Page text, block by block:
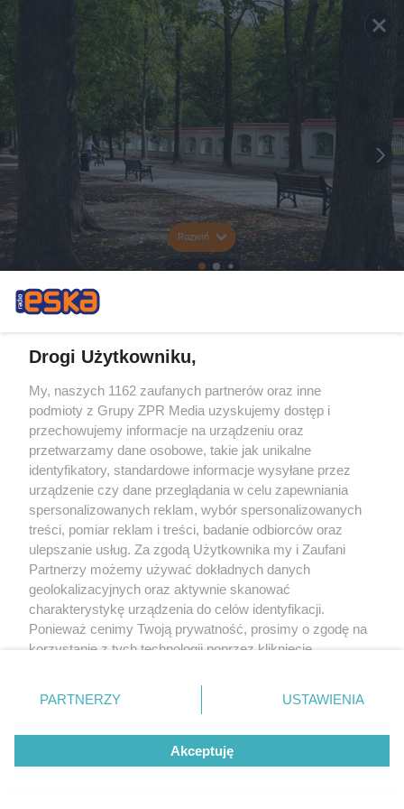
Rozwiń
Drogi Użytkowniku,
My, naszych 1162 zaufanych partnerów oraz inne
podmioty z Grupy ZPR Media uzyskujemy dostęp i
przechowujemy informacje na urządzeniu oraz
przetwarzamy dane osobowe, takie jak unikalne
identyfikatory, standardowe informacje wysyłane przez
urządzenie czy dane przeglądania w celu zapewniania
spersonalizowanych reklam, wybór spersonalizowanych
treści, pomiar reklam i treści, badanie odbiorców oraz
ulepszanie usług. Za zgodą Użytkownika my i Zaufani
Partnerzy możemy używać dokładnych danych
geolokalizacyjnych oraz aktywnie skanować
charakterystykę urządzenia do celów identyfikacji.
Ponieważ cenimy Twoją prywatność, prosimy o zgodę na
korzystanie z tych technologii poprzez kliknięcie
zmienić/wycofać klikając przycisk ustawień prywatności
znajdujący się w lewym dolnym rogu strony
rodzaje przetwarzania danych nie wymagają zgody
użytkownika, ale masz prawo sprzeciwić się takiemu
przetwarzaniu. Preferencje będą miały zastosowanie tylko
PARTNERZY USTAWIENIA
Akceptuję